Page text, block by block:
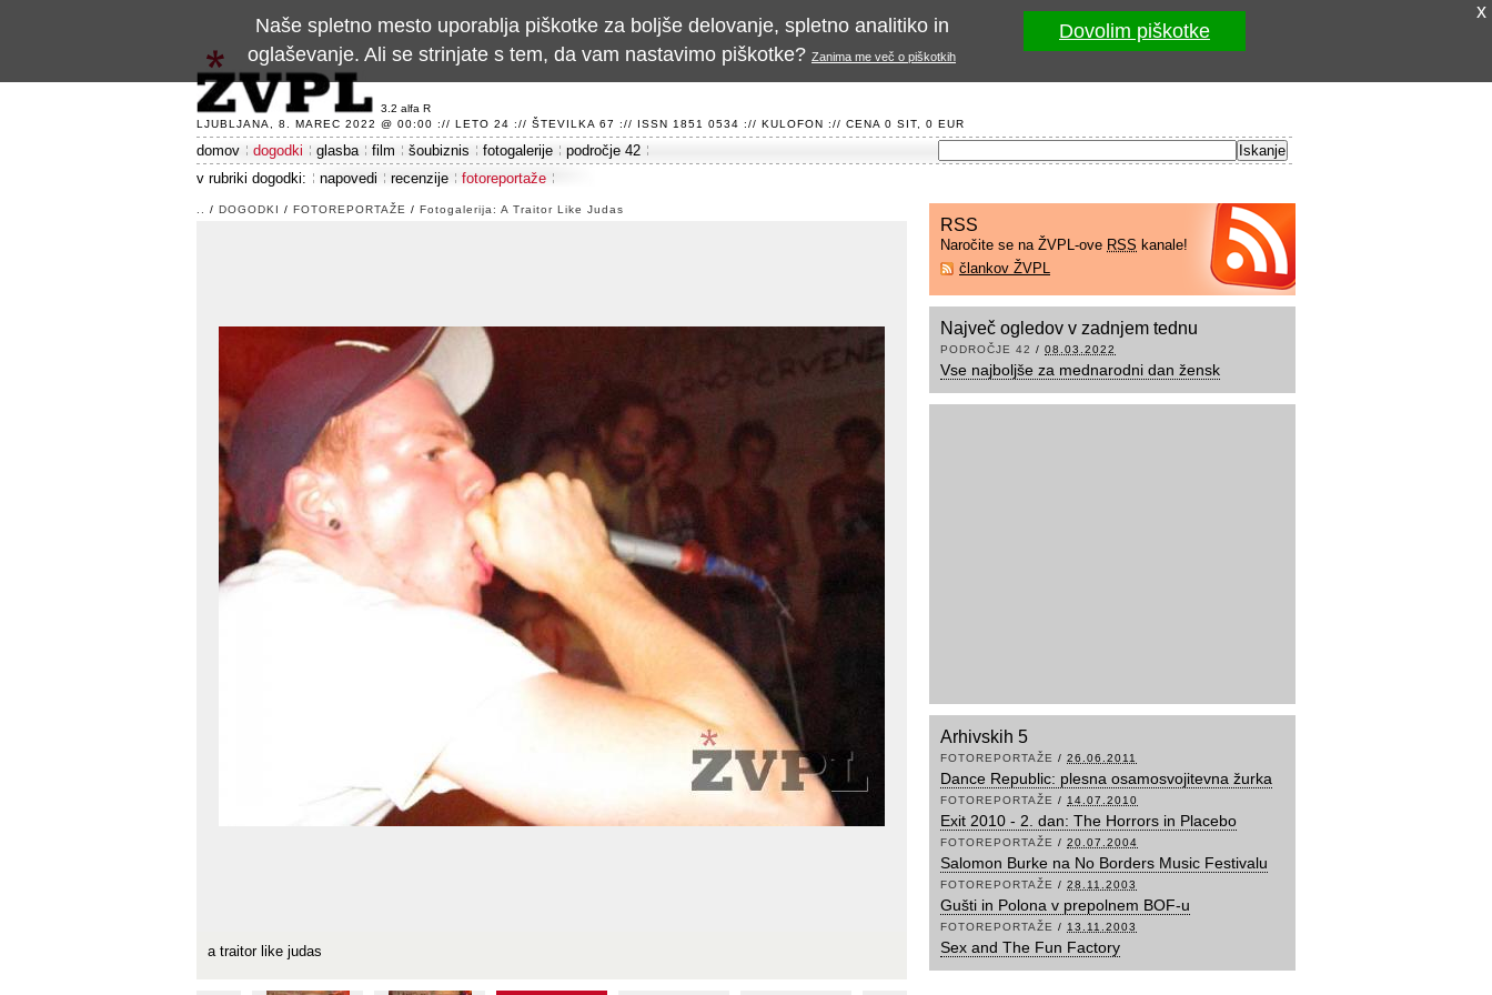
3.2 alfa R
LJUBLJANA, 8. MAREC 2022 @ 00:00 :// LETO 24 :// ŠTEVILKA 67 :// ISSN 1851 0534 :// KULOFON :// CENA 0 SIT, 0 EUR
domov dogodki glasba film šoubiznis fotogalerije
področje 42
v rubriki dogodki:
napovedi recenzije fotoreportaže
/ DOGODKI / FOTOREPORTAŽE / Fotogalerija: A Traitor Like Judas
a traitor like judas
RSS
Naročite se na ŽVPL-ove RSS kanale!
člankov ŽVPL
Največ ogledov v zadnjem tednu
PODROČJE 42 / 08.03.2022
Vse najboljše za mednarodni dan žensk
Arhivskih 5
FOTOREPORTAŽE / 26.06.2011
Dance Republic: plesna osamosvojitevna žurka
FOTOREPORTAŽE / 14.07.2010
Exit 2010 - 2. dan: The Horrors in Placebo
FOTOREPORTAŽE / 20.07.2004
Salomon Burke na No Borders Music Festivalu
FOTOREPORTAŽE / 28.11.2003
Gušti in Polona v prepolnem BOF-u
FOTOREPORTAŽE / 13.11.2003
Sex and The Fun Factory
x
Naše spletno mesto uporablja piškotke za boljše delovanje, spletno analitiko in
oglaševanje. Ali se strinjate s tem, da vam nastavimo piškotke? Zanima me več o piškotkih
Dovolim piškotke